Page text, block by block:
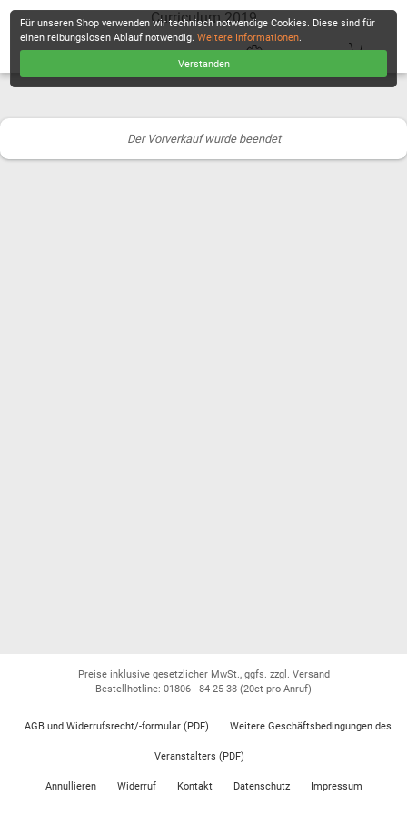
Curriculum 2019
Der Vorverkauf wurde beendet
Für unseren Shop verwenden wir technisch notwendige Cookies. Diese sind für
einen reibungslosen Ablauf notwendig.Weitere Informationen.
Verstanden
Preise inklusive gesetzlicher MwSt., ggfs. zzgl. Versand
Bestellhotline: 01806 - 84 25 38 (20ct pro Anruf)
AGB und Widerrufsrecht/-formular (PDF) Weitere Geschäftsbedingungen des
Veranstalters (PDF)
Annullieren Widerruf Kontakt Datenschutz Impressum